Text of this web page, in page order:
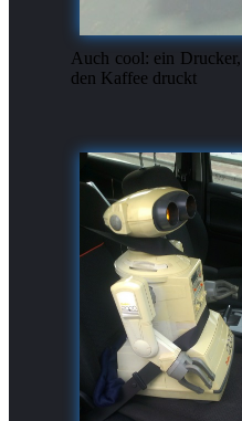
Auch cool: ein
den Kaffee druckt